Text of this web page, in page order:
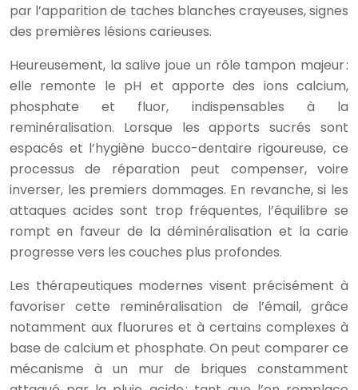
par l’apparition de taches blanches crayeuses, signes
des premières lésions carieuses.
Heureusement, la salive joue un rôle tampon majeur :
elle remonte le pH et apporte des ions calcium,
phosphate et fluor, indispensables à la
reminéralisation. Lorsque les apports sucrés sont
espacés et l’hygiène bucco-dentaire rigoureuse, ce
processus de réparation peut compenser, voire
inverser, les premiers dommages. En revanche, si les
attaques acides sont trop fréquentes, l’équilibre se
rompt en faveur de la déminéralisation et la carie
progresse vers les couches plus profondes.
Les thérapeutiques modernes visent précisément à
favoriser cette reminéralisation de l’émail, grâce
notamment aux fluorures et à certains complexes à
base de calcium et phosphate. On peut comparer ce
mécanisme à un mur de briques constamment